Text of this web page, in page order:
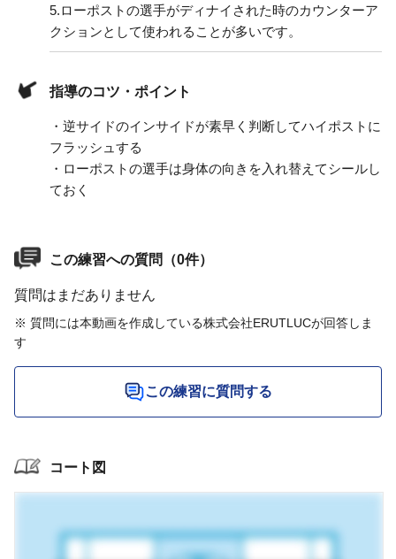
5.ローポストの選手がディナイされた時のカウンターア
クションとして使われることが多いです。
指導のコツ・ポイント
・逆サイドのインサイドが素早く判断してハイポストに
フラッシュする
・ローポストの選手は身体の向きを入れ替えてシールし
ておく
この練習への質問（0件）
質問はまだありません
※ 質問には本動画を作成している株式会社ERUTLUCが回答しま
す
この練習に質問する
コート図